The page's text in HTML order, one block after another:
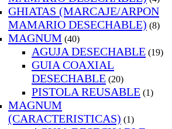
GHIATAS (MARCAJE/ARPON
MAMARIO DESECHABLE) (8)
MAGNUM (40)
AGUJA DESECHABLE (19)
GUIA COAXIAL
DESECHABLE (20)
PISTOLA REUSABLE (1)
MAGNUM
(CARACTERISTICAS) (1)